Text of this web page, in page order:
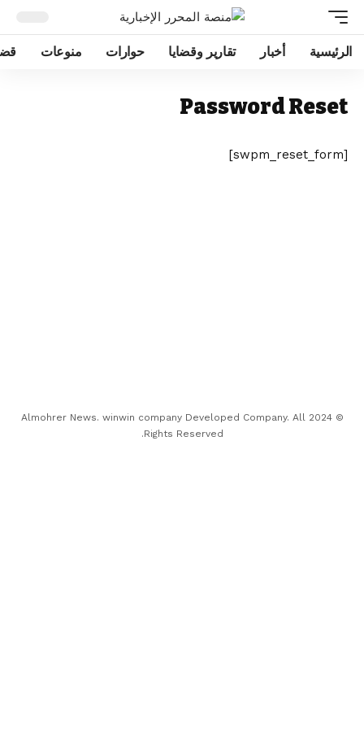
الرئيسية أخبار تقارير وقضايا حوارات منوعات
Password Reset
[swpm_reset_form]
© 2024 Almohrer News. winwin company Developed Company. All
Rights Reserved.